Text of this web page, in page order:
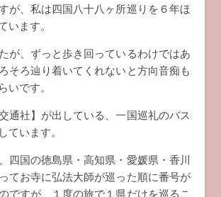
が、私は四国八十八ヶ所巡りを６年ほ
います。
が、ずっと歩き回っているわけではあ
そろ辿り着いてくれないと方向音痴も
いです。
通社】が出している、一国巡礼のバス
ています。
四国の徳島県・高知県・愛媛県・香川
てお寺に弘法大師が巡った順に番号が
ですが、１度の旅で１県だけを巡るこ